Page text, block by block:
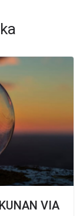
VIA